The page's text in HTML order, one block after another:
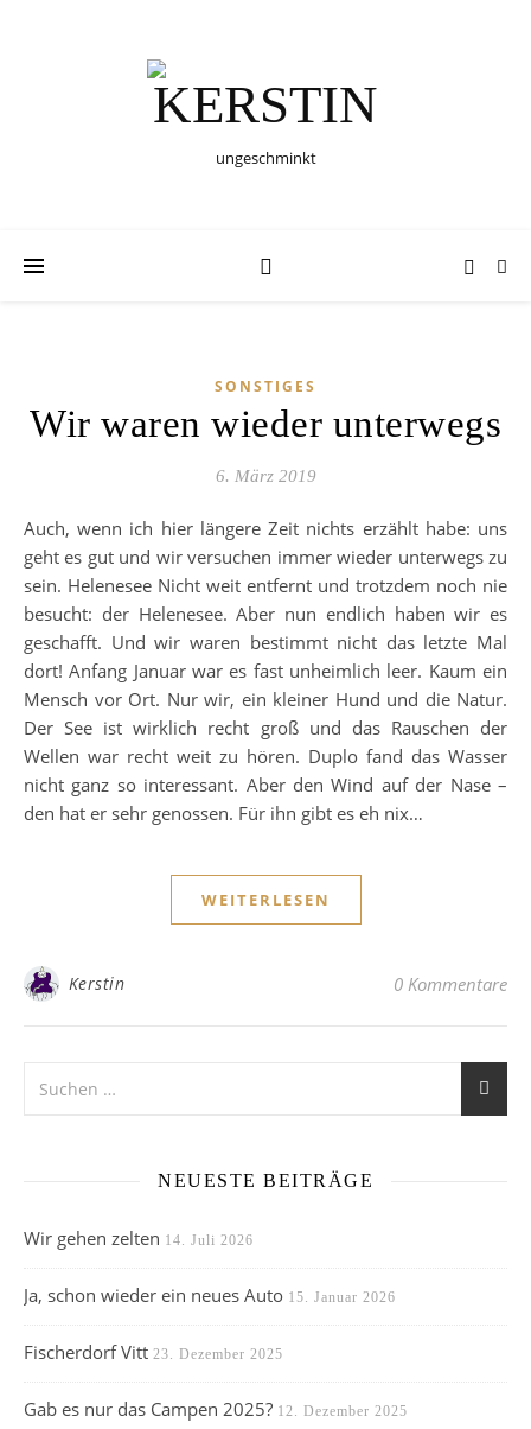
ungeschminkt
SONSTIGES
Wir waren wieder unterwegs
6. März 2019
Auch, wenn ich hier längere Zeit nichts erzählt habe: uns
geht es gut und wir versuchen immer wieder unterwegs zu
sein. Helenesee Nicht weit entfernt und trotzdem noch nie
besucht: der Helenesee. Aber nun endlich haben wir es
geschafft. Und wir waren bestimmt nicht das letzte Mal
dort! Anfang Januar war es fast unheimlich leer. Kaum ein
Mensch vor Ort. Nur wir, ein kleiner Hund und die Natur.
Der See ist wirklich recht groß und das Rauschen der
Wellen war recht weit zu hören. Duplo fand das Wasser
nicht ganz so interessant. Aber den Wind auf der Nase –
den hat er sehr genossen. Für ihn gibt es eh nix…
WEITERLESEN
Kerstin 0 Kommentare
NEUESTE BEITRÄGE
Wir gehen zelten 14. Juli 2026
Ja, schon wieder ein neues Auto 15. Januar 2026
Fischerdorf Vitt 23. Dezember 2025
Gab es nur das Campen 2025? 12. Dezember 2025